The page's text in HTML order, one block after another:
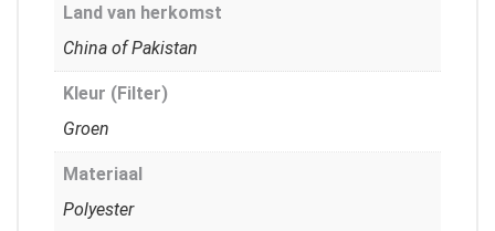
Land van herkomst
China of Pakistan
Kleur (Filter)
Groen
Materiaal
Polyester